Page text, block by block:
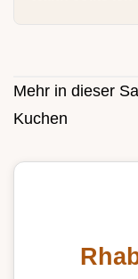
Mehr in dieser
Kuchen